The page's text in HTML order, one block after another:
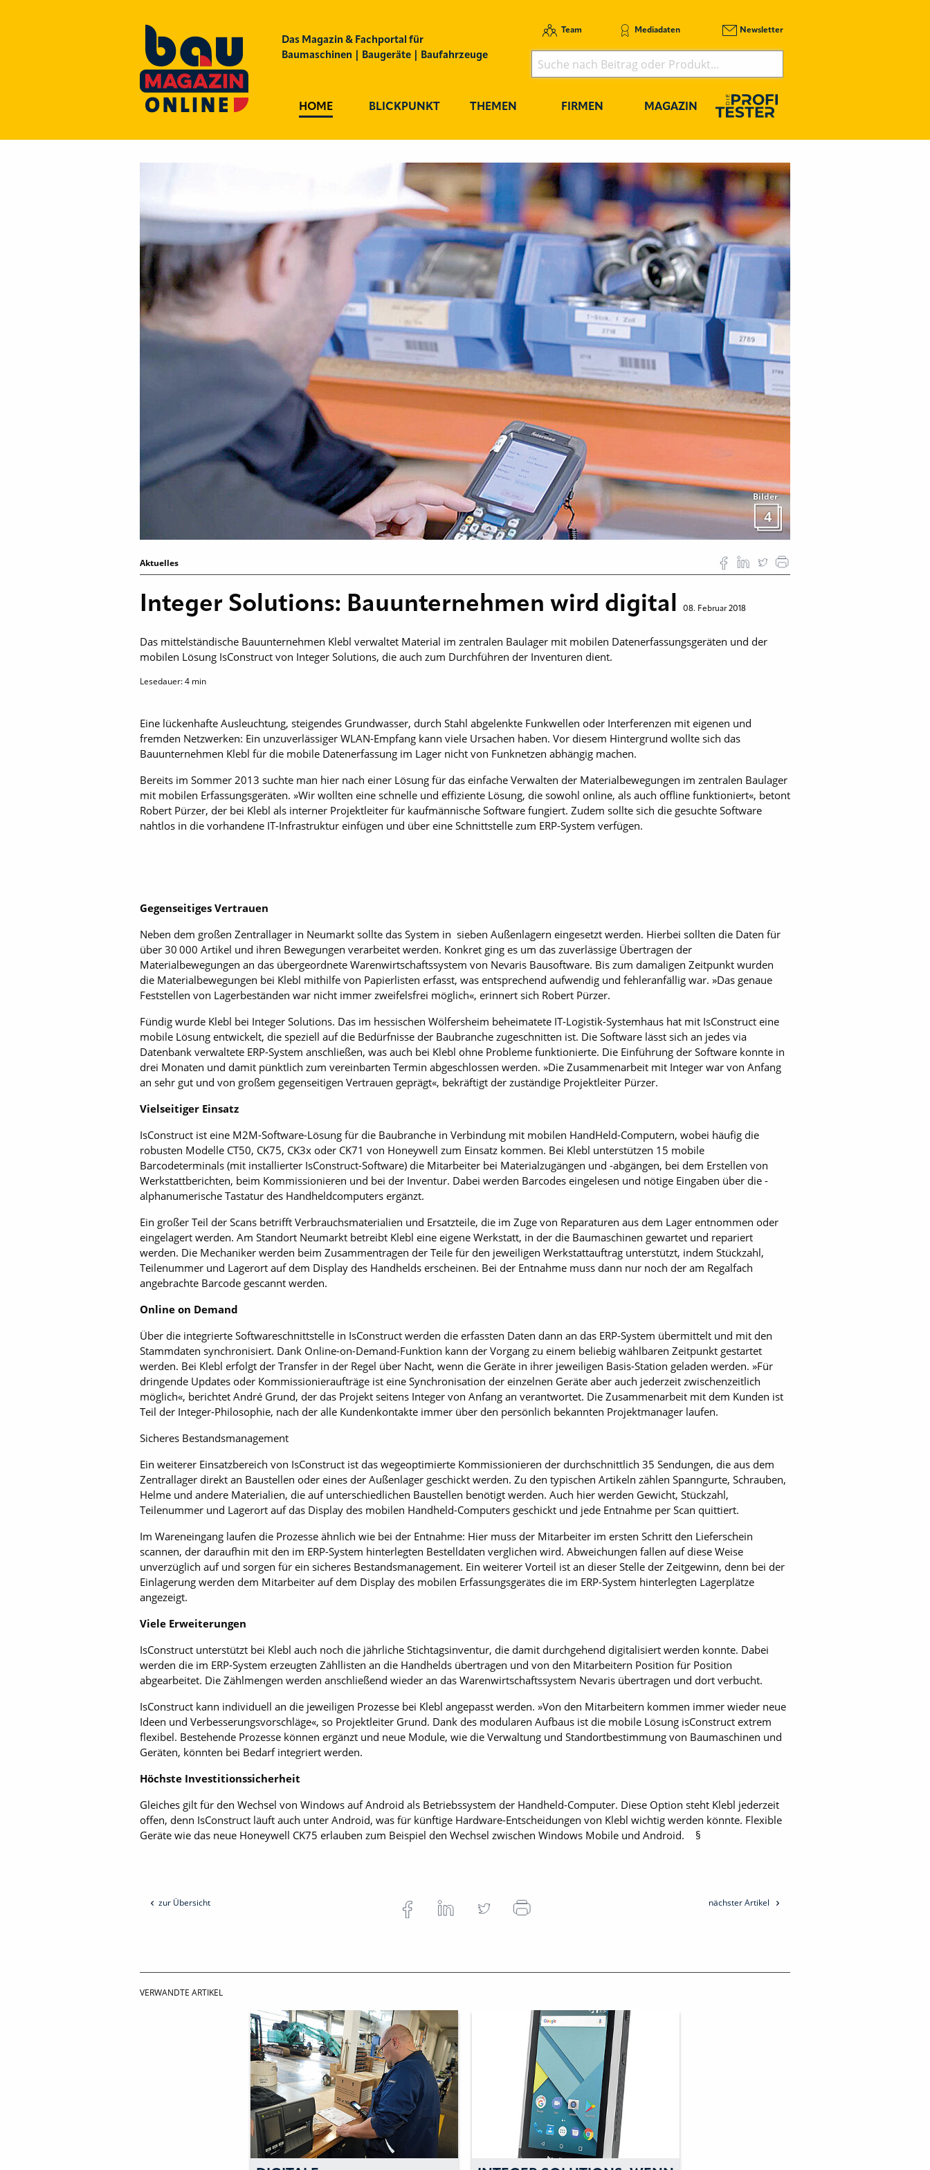
Das Magazin & Fachportal für
Baumaschinen | Baugeräte | Baufahrzeuge
Team Mediadaten Newsletter
HOME BLICKPUNKT THEMEN FIRMEN MAGAZIN
Bilder
4
Aktuelles
Integer Solutions: Bauunternehmen wird digital 08. Februar 2018
Das mittelständische Bau­unternehmen Klebl verwaltet Material im zentralen Baulager mit mobilen Datenerfassungs­geräten und der
mobilen Lösung IsConstruct von Integer Solutions, die auch zum Durchführen der Inventuren dient.
Lesedauer:4 min
Eine lückenhafte Ausleuchtung, steigendes Grundwasser, durch Stahl abgelenkte Funkwellen oder Interferenzen mit eigenen und
fremden Netzwerken: Ein unzuverlässiger WLAN-Empfang kann viele Ursachen haben. Vor diesem Hintergrund wollte sich das
Bauunternehmen Klebl für die mobile Datenerfassung im Lager nicht von Funknetzen abhängig machen.
Bereits im Sommer 2013 suchte man hier nach einer Lösung für das einfache Verwalten der Materialbewegungen im zentralen Baulager
mit mobilen Erfassungsgeräten. »Wir wollten eine schnelle und effiziente Lösung, die sowohl online, als auch offline funktioniert«, betont
Robert Pürzer, der bei Klebl als interner Projektleiter für kaufmännische Software fungiert. Zudem sollte sich die gesuchte Software
nahtlos in die vorhandene IT-Infrastruktur einfügen und über eine Schnittstelle zum ERP-System verfügen.
Gegenseitiges Vertrauen
Neben dem großen Zentrallager in Neumarkt sollte das System in sieben Außenlagern eingesetzt werden. Hierbei sollten die Daten für
über 30 000 Artikel und ihren Bewegungen verarbeitet werden. Konkret ging es um das zuverlässige Übertragen der
Materialbewegungen an das übergeordnete Warenwirtschaftssystem von Nevaris Bausoftware. Bis zum damaligen Zeitpunkt wurden
die Materialbewegungen bei Klebl mithilfe von Papierlisten erfasst, was entsprechend aufwendig und fehleranfällig war. »Das genaue
Feststellen von Lagerbeständen war nicht immer zweifelsfrei möglich«, erinnert sich Robert Pürzer.
Fündig wurde Klebl bei Integer Solutions. Das im hessischen Wölfersheim beheimatete IT-­Logistik-Systemhaus hat mit IsConstruct eine
mobile Lösung entwickelt, die speziell auf die Bedürfnisse der Baubranche zugeschnitten ist. Die Software lässt sich an jedes via
Datenbank verwaltete ERP-System anschließen, was auch bei Klebl ohne Probleme funktionierte. Die Einführung der Software konnte in
drei Monaten und damit pünktlich zum vereinbarten Termin abgeschlossen werden. »Die Zusammenarbeit mit Integer war von Anfang
an sehr gut und von großem gegenseitigen Vertrauen geprägt«, bekräftigt der zuständige Projektleiter Pürzer.
Vielseitiger Einsatz
IsConstruct ist eine M2M-Software-Lösung für die Baubranche in Verbindung mit mobilen HandHeld-Computern, wobei häufig die
robusten Modelle CT50, CK75, CK3x oder CK71 von Honeywell zum Einsatz kommen. Bei Klebl unterstützen 15 mobile
Barcodeterminals (mit installierter IsConstruct-Software) die Mitarbeiter bei Materialzugängen und -abgängen, bei dem Erstellen von
Werkstattberichten, beim Kommissionieren und bei der Inventur. Dabei werden Barcodes eingelesen und nötige Eingaben über die ­
alphanumerische Tastatur des Handheldcomputers ergänzt.
Ein großer Teil der Scans betrifft Verbrauchsmaterialien und Ersatzteile, die im Zuge von Reparaturen aus dem Lager entnommen oder
eingelagert werden. Am Standort Neumarkt betreibt Klebl eine eigene Werkstatt, in der die Baumaschinen gewartet und repariert
werden. Die Mechaniker werden beim Zusammentragen der Teile für den jeweiligen Werkstattauftrag unterstützt, indem Stückzahl,
Teilenummer und Lagerort auf dem Display des Handhelds erscheinen. Bei der Entnahme muss dann nur noch der am Regalfach
angebrachte Barcode gescannt werden.
Online on Demand
Über die integrierte Softwareschnittstelle in IsConstruct werden die erfassten Daten dann an das ERP-System übermittelt und mit den
Stammdaten synchronisiert. Dank Online-on-Demand-Funktion kann der Vorgang zu einem beliebig wählbaren Zeitpunkt gestartet
werden. Bei Klebl erfolgt der Transfer in der Regel über Nacht, wenn die Geräte in ihrer jeweiligen Basis-Station geladen werden. »Für
dringende Updates oder Kommissionieraufträge ist eine Synchronisation der einzelnen Geräte aber auch jederzeit zwischenzeitlich
möglich«, berichtet André Grund, der das Projekt seitens Integer von Anfang an verantwortet. Die Zusammenarbeit mit dem Kunden ist
Teil der Integer-Philosophie, nach der alle Kundenkontakte immer über den persönlich bekannten Projektmanager laufen.
Sicheres Bestandsmanagement
Ein weiterer Einsatzbereich von IsConstruct ist das wegeoptimierte Kommissionieren der durchschnittlich 35 Sendungen, die aus dem
Zentrallager direkt an Baustellen oder eines der Außenlager geschickt werden. Zu den typischen Artikeln zählen Spanngurte, Schrauben,
Helme und andere Materialien, die auf unterschiedlichen Baustellen ­benötigt werden. Auch hier werden Gewicht, Stückzahl,
Teilenummer und Lagerort auf das Display des mobilen Handheld-Computers geschickt und jede Entnahme per Scan quittiert.
Im Wareneingang laufen die Prozesse ähnlich wie bei der Entnahme: Hier muss der Mitarbeiter im ersten Schritt den Lieferschein
scannen, der daraufhin mit den im ERP-System hinterlegten Bestelldaten verglichen wird. Abweichungen fallen auf diese Weise
unverzüglich auf und sorgen für ein sicheres Bestandsmanagement. Ein weiterer Vorteil ist an dieser Stelle der Zeitgewinn, denn bei der
Einlagerung werden dem Mitarbeiter auf dem Display des mobilen Erfassungsgerätes die im ERP-System hinterlegten Lagerplätze
angezeigt.
Viele Erweiterungen
IsConstruct unterstützt bei Klebl auch noch die jährliche Stichtagsinventur, die damit durchgehend digitalisiert werden konnte. Dabei
werden die im ERP-System erzeugten Zähllisten an die Handhelds übertragen und von den Mitarbeitern Position für Position
abgearbeitet. Die Zählmengen werden anschließend wieder an das Warenwirtschaftssystem Nevaris übertragen und dort verbucht.
IsConstruct kann individuell an die jeweiligen Prozesse bei Klebl angepasst werden. »Von den Mitarbeitern kommen immer wieder neue
Ideen und Verbesserungsvorschläge«, so Projektleiter Grund. Dank des modularen Aufbaus ist die mobile Lösung isConstruct extrem
flexibel. Bestehende Prozesse können ergänzt und neue Module, wie die Verwaltung und Standortbestimmung von Baumaschinen und
Geräten, könnten bei Bedarf integriert werden.
Höchste Investitionssicherheit
Gleiches gilt für den Wechsel von Windows auf Android als Betriebssystem der Handheld-Computer. Diese Option steht Klebl jederzeit
offen, denn IsConstruct läuft auch unter Android, was für künftige Hardware-Entscheidungen von Klebl wichtig werden könnte. Flexible
Geräte wie das neue Honeywell CK75 erlauben zum Beispiel den Wechsel zwischen Windows ­Mobile und Android. §
zur Übersicht nächster Artikel
VERWANDTE ARTIKEL